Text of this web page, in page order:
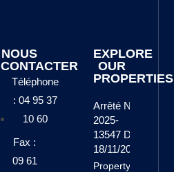
NOUS
CONTACTER
Téléphone
: 04 95 37
10 60
Fax :
09 61
EXPLORE
OUR
PROPERTIES
Arrêté N°
2025-
13547 Du
18/11/2025
Property